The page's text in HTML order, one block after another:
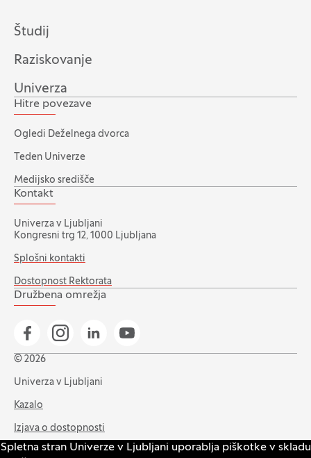
Spletna stran Univerze v Ljubljani uporablja piškotke v skladu
Študij
Raziskovanje
Univerza
Hitre povezave
Ogledi Deželnega dvorca
Teden Univerze
Medijsko središče
Kontakt
Univerza v Ljubljani
Kongresni trg 12, 1000 Ljubljana
Splošni kontakti
Dostopnost Rektorata
Družbena omrežja
Pojdi na našo Facebook stran
Pojdi na našo Instagram stran
Pojdi na Linkedin stran
Pojdi na YouTube stran
© 2026
Univerza v Ljubljani
Kazalo
Izjava o dostopnosti
Varstvo zasebnosti in piškotkov